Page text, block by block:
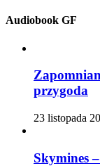
Audiobook GF
przygoda
23 listopada
Skymines